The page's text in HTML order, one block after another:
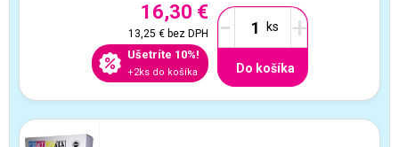
16,30 €
13,25 €bez DPH
Ušetríte 10%!
+2ks do košíka
- +
Do košíka